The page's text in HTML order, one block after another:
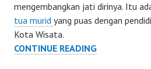
mengembangkan jati dirinya. Itu
tua murid yang puas dengan
Kota Wisata.
CONTINUE READINGFIELD